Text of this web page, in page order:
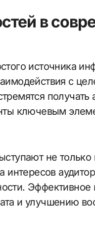
в
с
ключевым
не
интересов
Эффективное
и улучшению